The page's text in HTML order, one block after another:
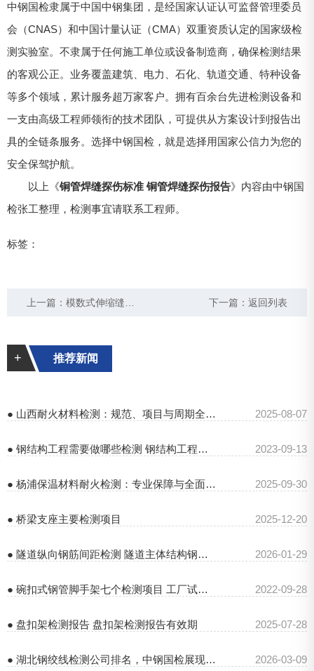
中钢国检隶属于中国中钢集团，是经国家认证认可监督管理委员
会（CNAS）和中国计量认证（CMA）双重资质认定的国家级检
测实验室。不隶属于任何施工单位或设备制造商，确保检测结果
的客观公正。业务覆盖建筑、电力、石化、轨道交通、特种设备
等多个领域，累计服务超万家客户。拥有百余台先进检测设备和
一支由高级工程师领衔的技术团队，可提供从方案设计到报告出
具的全链条服务。选择中钢国检，就是选择用国家公信力为您的
安全保驾护航。
以上《铜管焊缝探伤标准 铜管焊缝探伤报告》内容由中钢国
检张工整理，检测事宜请联系工程师。
标签：
上一篇：模数式伸缩缝试验方法 模数式伸缩缝检测频率 下一篇： 返回列表
+ 推荐新闻
● 山西耐火材料检测：规范、项目与周期全解析 2025-08-07
● 钢结构工程需要做哪些检测 钢结构工程检测公司 2023-09-13
● 杨浦保温材料耐火检测：专业保障与全面解析 2025-09-30
● 桥梁支座主要检测项目 2025-12-20
● 隧道纵向钢筋间距检测 隧道主体结构钢筋间距检测 2026-01-29
● 碗扣式钢管脚手架七个检测项目 工厂试验方法 2022-09-28
● 盘扣架检测报告 盘扣架检测报告有效期 2025-07-28
● 湖北钢绞线检测公司排名，中钢国检展现卓越实力 2026-03-09